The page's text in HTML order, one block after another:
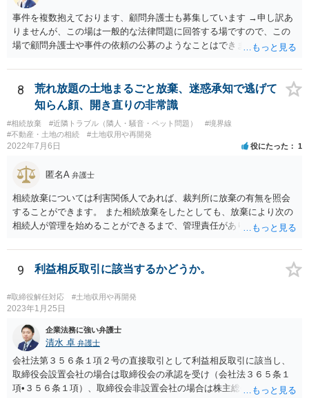
事件を複数抱えております、顧問弁護士も募集しています →申し訳あ
りませんが、この場は一般的な法律問題に回答する場ですので、この
場で顧問弁護士や事件の依頼の公募のようなことはできません。 顧問
相談の弁護士検索で検索の上、個別にお問い合わせください。
8
荒れ放題の土地まるごと放棄、迷惑承知で逃げて
知らん顔、開き直りの非常識
#相続放棄 #近隣トラブル（隣人・騒音・ペット問題）
#境界線
#不動産・土地の相続
#土地収用や再開発
2022年7月6日 役にたった 1
匿名A 弁護士
相続放棄については利害関係人であれば、裁判所に放棄の有無を照会
することができます。 また相続放棄をしたとしても、放棄により次の
相続人が管理を始めることができるまで、管理責任があります。 相続
所に申し立てることができます（ただし、相当程度の予納金がかかり
ます）。 相続放棄の有無の照会、相続人調査、相続財産管理人の選任
か。
9 利益相反取引に該当するかどうか。
#取締役解任対応 #土地収用や再開発
2023年1月25日
企業法務に強い弁護士
清水 卓 弁護士
会社法第３５６条１項２号の直接取引として利益相反取引に該当し、
取締役会設置会社の場合は取締役会の承認を受け（会社法３６５条１
項•３５６条１項）、取締役会非設置会社の場合は株主総会の承認を受